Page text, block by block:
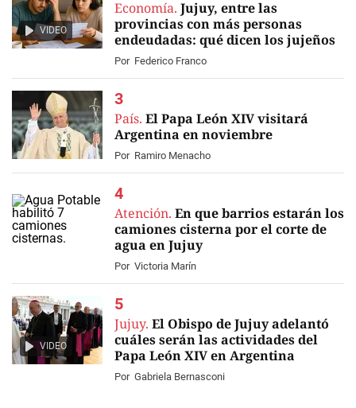
VIDEO
Economía. Jujuy, entre las
provincias con más personas
endeudadas: qué dicen los jujeños
Por Federico Franco
País. El Papa León XIV visitará
Argentina en noviembre
Por Ramiro Menacho
Atención. En que barrios estarán los
camiones cisterna por el corte de
agua en Jujuy
Por Victoria Marín
VIDEO
Jujuy. El Obispo de Jujuy adelantó
cuáles serán las actividades del
Papa León XIV en Argentina
Por Gabriela Bernasconi